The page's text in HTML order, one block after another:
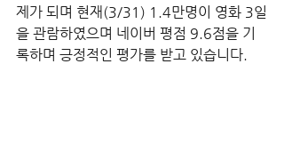
제가 되며 현재(3/31) 1.4만명이 영화 3일
을 관람하였으며 네이버 평점 9.6점을 기
록하며 긍정적인 평가를 받고 있습니다.